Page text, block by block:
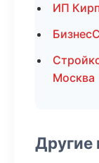
ИП
Москва
Другие